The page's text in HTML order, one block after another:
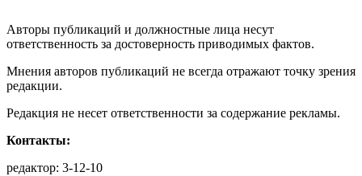
Авторы публикаций и должностные лица несут
ответственность за достоверность приводимых фактов.
Мнения авторов публикаций не всегда отражают точку зрения
редакции.
Редакция не несет ответственности за содержание рекламы.
Контакты:
редактор: 3-12-10